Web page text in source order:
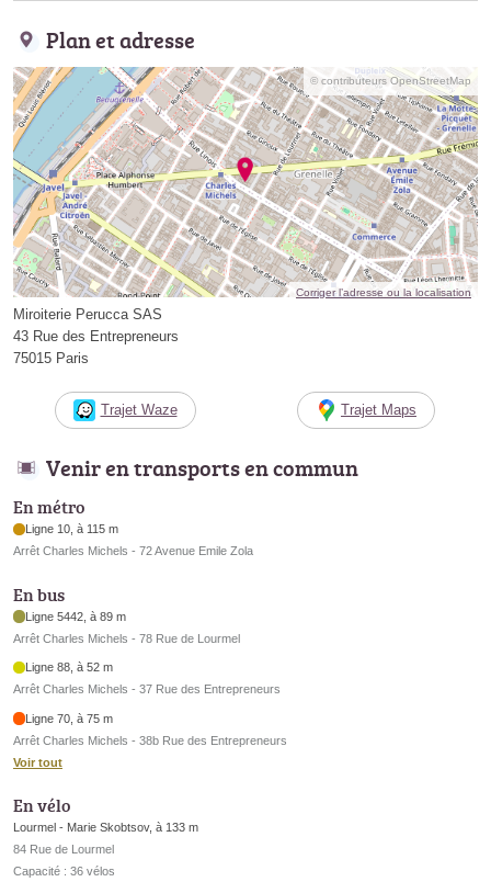
Plan et adresse
© contributeurs OpenStreetMap
Corriger l’adresse ou la localisation
Miroiterie Perucca SAS
43 Rue des Entrepreneurs
75015 Paris
Trajet Waze Trajet Maps
Venir en transports en commun
En métro
Ligne 10, à 115 m
Arrêt Charles Michels - 72 Avenue Emile Zola
En bus
Ligne 5442, à 89 m
Arrêt Charles Michels - 78 Rue de Lourmel
Ligne 88, à 52 m
Arrêt Charles Michels - 37 Rue des Entrepreneurs
Ligne 70, à 75 m
Arrêt Charles Michels - 38b Rue des Entrepreneurs
Voir tout
En vélo
Lourmel - Marie Skobtsov, à 133 m
84 Rue de Lourmel
Capacité : 36 vélos